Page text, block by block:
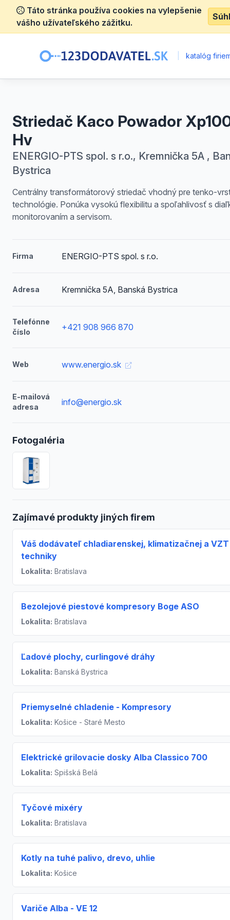
Táto stránka používa cookies na vylepšenie
vášho užívateľského zážitku.
katalóg
Striedač Kaco Powador
Hv
ENERGIO-PTS spol. s r.o., Kremnička 5A ,
Bystrica
Centrálny transformátorový striedač vhodný pre tenko-
technológie. Ponúka vysokú flexibilitu a spoľahlivosť s
monitorovaním a servisom.
Firma ENERGIO-PTS spol. s r.o.
Adresa Kremnička 5A, Banská Bystrica
Telefónne
číslo
+421 908 966 870
Web www.energio.sk
E-mailová
adresa
info@energio.sk
Fotogaléria
Zajímavé produkty jiných firem
Váš dodávateľ chladiarenskej, klimatizačnej a VZT
techniky
Lokalita: Bratislava
Bezolejové piestové kompresory Boge ASO
Lokalita: Bratislava
Ľadové plochy, curlingové dráhy
Lokalita: Banská Bystrica
Priemyselné chladenie - Kompresory
Lokalita: Košice - Staré Mesto
Elektrické grilovacie dosky Alba Classico 700
Lokalita: Spišská Belá
Tyčové mixéry
Lokalita: Bratislava
Kotly na tuhé palivo, drevo, uhlie
Lokalita: Košice
Variče Alba - VE 12